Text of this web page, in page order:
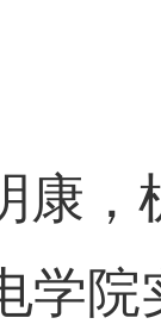
康，
学院